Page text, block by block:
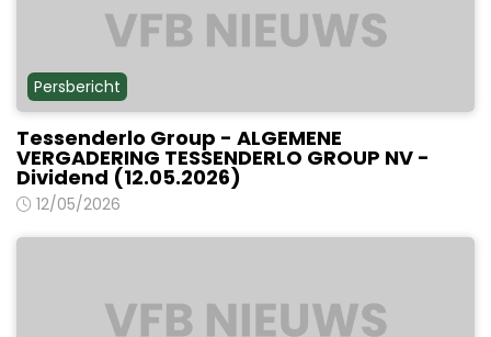
Persbericht
Tessenderlo Group - ALGEMENE
VERGADERING TESSENDERLO GROUP NV -
Dividend (12.05.2026)
12/05/2026